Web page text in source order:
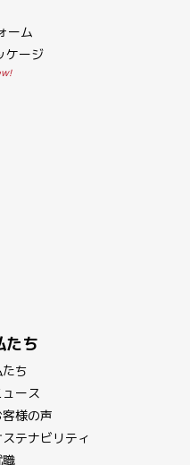
ーム
ケージ
たち
ち
ュース
客様の声
ステナビリティ